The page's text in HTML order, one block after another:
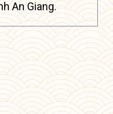
An Giang.